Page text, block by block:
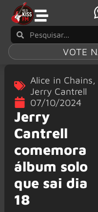
VOTE
Alice in Chains,
Jerry Cantrell
07/10/2024
Jerry
Cantrell
comemora
álbum solo
que sai dia
18